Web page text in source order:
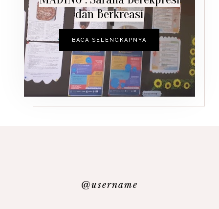
dan Berkreasi
BACA SELENGKAPNYA
@username